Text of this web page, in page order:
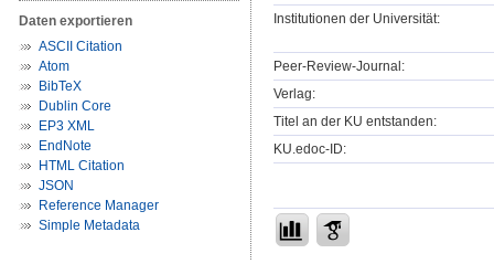
Daten exportieren
ASCII Citation
Atom
BibTeX
Dublin Core
EP3 XML
EndNote
HTML Citation
JSON
Reference Manager
Simple Metadata
Institutionen der Universität:
Peer-Review-Journal:
Verlag:
Titel an der KU entstanden:
KU.edoc-ID: